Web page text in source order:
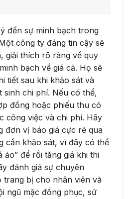
đến sự minh bạch trong
công ty đáng tin cậy sẽ
giải thích rõ ràng về quy
bạch về giá cả. Họ sẽ
tiết sau khi khảo sát và
sinh chi phí. Nếu có thể,
đồng hoặc phiếu thu có
công việc và chi phí. Hãy
đơn vị báo giá cực rẻ qua
cần khảo sát, vì đây có thể
ảo” để rồi tăng giá khi thi
đánh giá sự chuyên
trang bị cho nhân viên và
ngũ mặc đồng phục, sử